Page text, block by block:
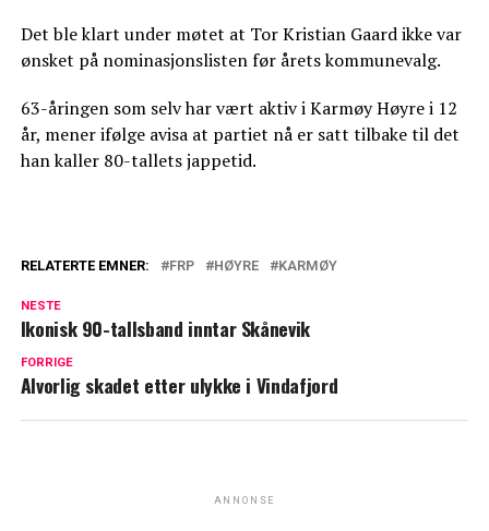
Det ble klart under møtet at Tor Kristian Gaard ikke var
ønsket på nominasjonslisten før årets kommunevalg.
63-åringen som selv har vært aktiv i Karmøy Høyre i 12
år, mener ifølge avisa at partiet nå er satt tilbake til det
han kaller 80-tallets jappetid.
RELATERTE EMNER: FRP HØYRE KARMØY
NESTE
Ikonisk 90-tallsband inntar Skånevik
FORRIGE
Alvorlig skadet etter ulykke i Vindafjord
ANNONSE